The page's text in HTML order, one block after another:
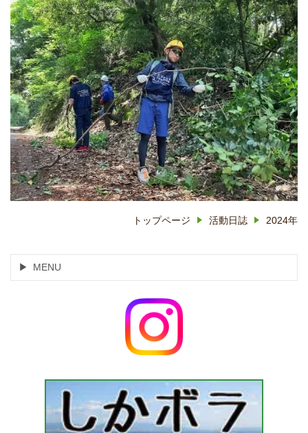
トップページ 活動日誌 2024年
MENU